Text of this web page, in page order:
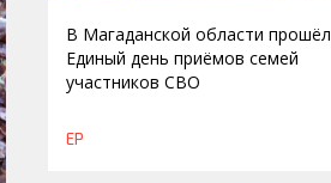
В Магаданской области прошёл
Единый день приёмов семей
участников СВО
ЕР